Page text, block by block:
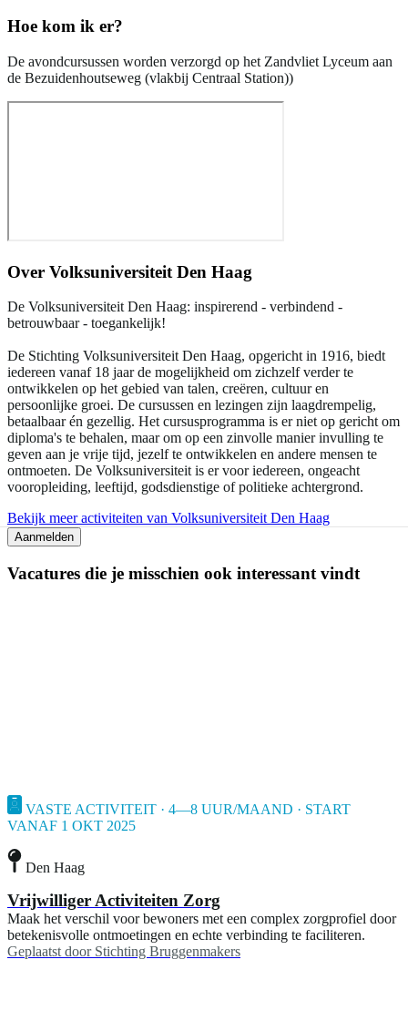
Hoe kom ik er?
De avondcursussen worden verzorgd op het Zandvliet Lyceum aan
de Bezuidenhoutseweg (vlakbij Centraal Station))
Over Volksuniversiteit Den Haag
De Volksuniversiteit Den Haag: inspirerend - verbindend -
betrouwbaar - toegankelijk!
De Stichting Volksuniversiteit Den Haag, opgericht in 1916, biedt
iedereen vanaf 18 jaar de mogelijkheid om zichzelf verder te
ontwikkelen op het gebied van talen, creëren, cultuur en
persoonlijke groei. De cursussen en lezingen zijn laagdrempelig,
betaalbaar én gezellig. Het cursusprogramma is er niet op gericht om
diploma's te behalen, maar om op een zinvolle manier invulling te
geven aan je vrije tijd, jezelf te ontwikkelen en andere mensen te
ontmoeten. De Volksuniversiteit is er voor iedereen, ongeacht
vooropleiding, leeftijd, godsdienstige of politieke achtergrond.
Bekijk meer activiteiten van Volksuniversiteit Den Haag
Aanmelden
Vacatures die je misschien ook interessant vindt
VASTE ACTIVITEIT · 4—8 UUR/MAAND · START
VANAF 1 OKT 2025
Den Haag
Vrijwilliger Activiteiten Zorg
Maak het verschil voor bewoners met een complex zorgprofiel door
betekenisvolle ontmoetingen en echte verbinding te faciliteren.
Geplaatst door Stichting Bruggenmakers